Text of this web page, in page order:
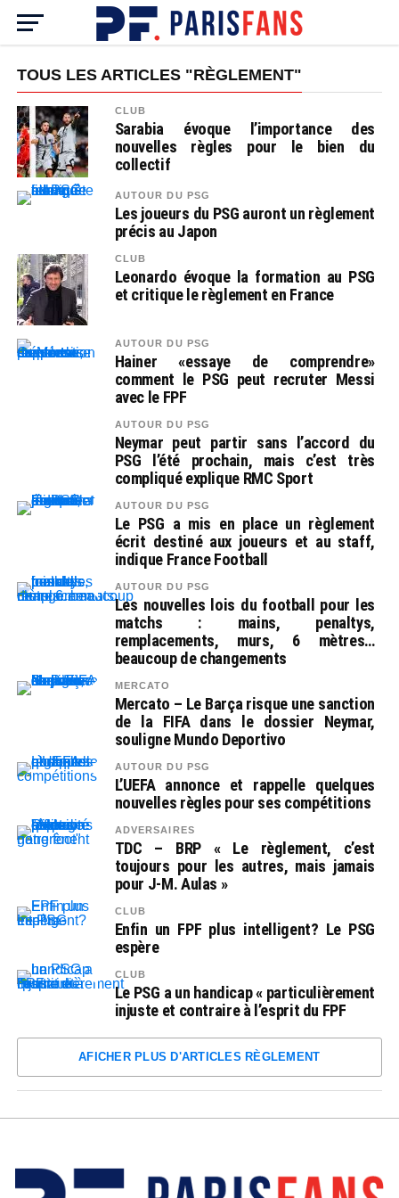
TOUS LES ARTICLES "RÈGLEMENT"
CLUB
Sarabia évoque l’importance des
nouvelles règles pour le bien du
collectif
AUTOUR DU PSG
Les joueurs du PSG auront un règlement
précis au Japon
CLUB
Leonardo évoque la formation au PSG
et critique le règlement en France
AUTOUR DU PSG
Hainer «essaye de comprendre»
comment le PSG peut recruter Messi
avec le FPF
AUTOUR DU PSG
Neymar peut partir sans l’accord du
PSG l’été prochain, mais c’est très
compliqué explique RMC Sport
AUTOUR DU PSG
Le PSG a mis en place un règlement
écrit destiné aux joueurs et au staff,
indique France Football
AUTOUR DU PSG
Les nouvelles lois du football pour les
matchs : mains, penaltys,
remplacements, murs, 6 mètres…
beaucoup de changements
MERCATO
Mercato – Le Barça risque une sanction
de la FIFA dans le dossier Neymar,
souligne Mundo Deportivo
AUTOUR DU PSG
L’UEFA annonce et rappelle quelques
nouvelles règles pour ses compétitions
ADVERSAIRES
TDC – BRP « Le règlement, c’est
toujours pour les autres, mais jamais
pour J-M. Aulas »
CLUB
Enfin un FPF plus intelligent? Le PSG
espère
CLUB
Le PSG a un handicap « particulièrement
injuste et contraire à l’esprit du FPF
AFICHER PLUS D'ARTICLES RÈGLEMENT